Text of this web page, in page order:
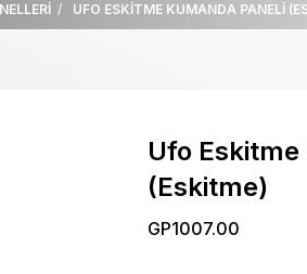
UFO ESKİTME KUMANDA PANELİ
Ufo
(Eskitme)
GP1007.00